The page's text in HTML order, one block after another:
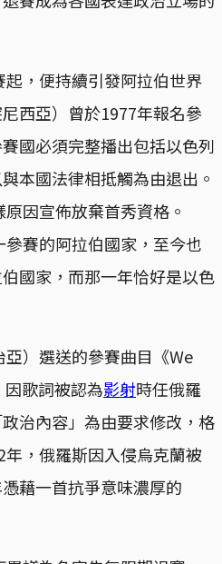
，便持續引發阿拉伯世界
尼西亞）曾於1977年報名參
國必須完整播出包括以色列
本國法律相抵觸為由退出。
因宣佈放棄首秀資格。
賽的阿拉伯國家，至今也
國家，而那一年恰好是以色
）選送的參賽曲目《We
歌詞被認為影射時任俄羅
治內容」為由要求修改，格
，俄羅斯因入侵烏克蘭被
藉一首抗爭意味濃厚的